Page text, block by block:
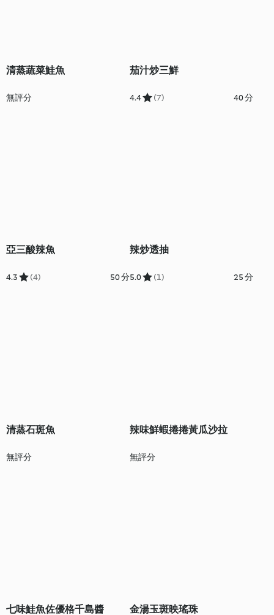
清蒸蔬菜鮭魚
無評分
茄汁炒三鮮
4.4 (7) 40 分
亞三酸辣魚
4.3 (4) 50 分
辣炒透抽
5.0 (1) 25 分
清蒸石斑魚
無評分
辣味鮮蝦捲捲黃瓜沙拉
無評分
七味鮭魚佐優格千島醬 金湯玉斑映瑤珠